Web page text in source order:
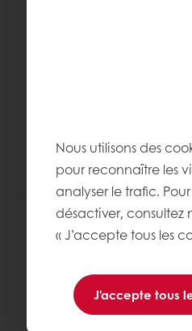
Nous utilisons des
pour reconnaître les
analyser le trafic.
désactiver, consultez
« J’accepte tous les
J'accepte tous